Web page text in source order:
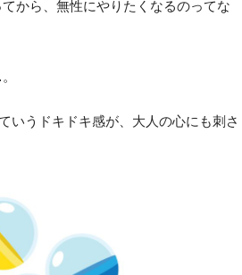
から、無性にやりたくなるのってな
いうドキドキ感が、大人の心にも刺さ